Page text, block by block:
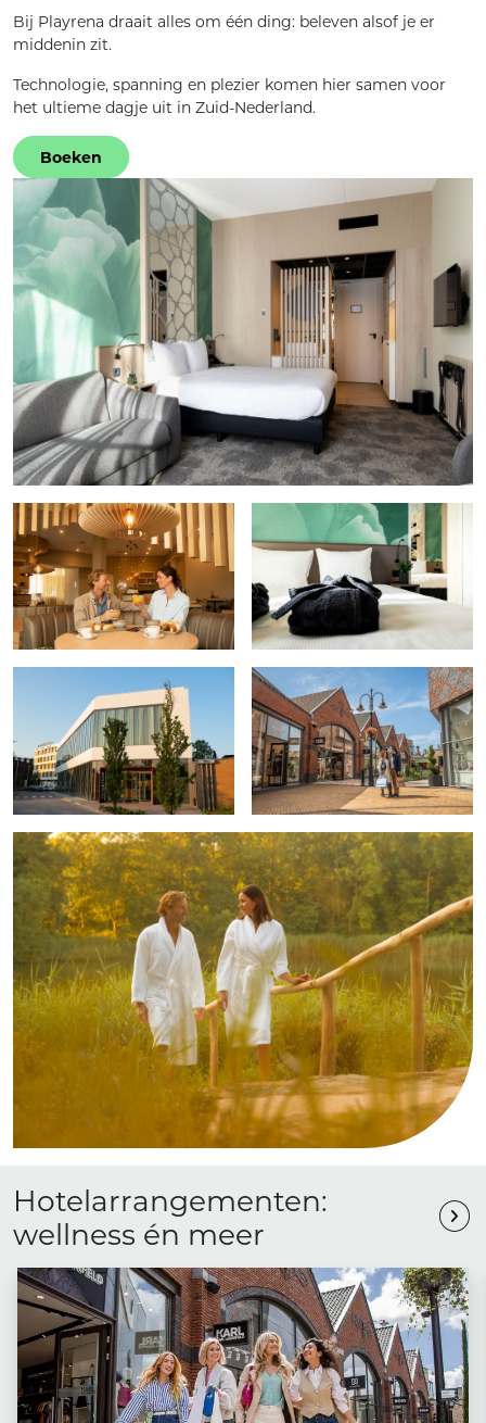
Bij Playrena draait alles om één ding: beleven alsof je er
middenin zit.
Technologie, spanning en plezier komen hier samen voor
het ultieme dagje uit in Zuid-Nederland.
Boeken
Hotelarrangementen:
wellness én meer